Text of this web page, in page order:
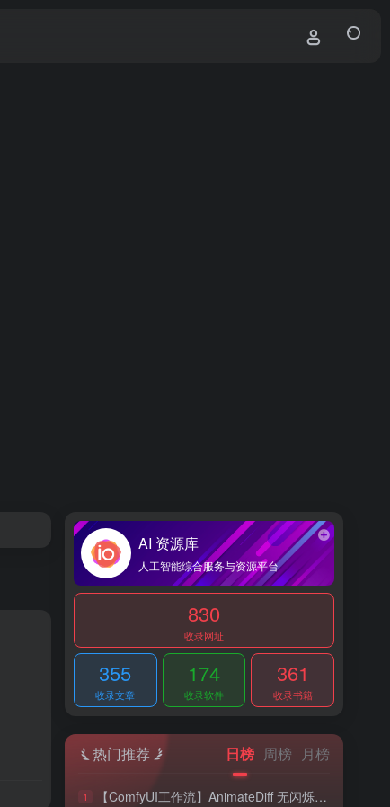
AI 资源库
人工智能综合服务与资源平台
830
收录网址
355
收录文章
174
收录软件
361
收录书籍
热门推荐 日榜 周榜 月榜
1 【ComfyUI工作流】AnimateDiff 无闪烁动画视频工作流程（完整版）